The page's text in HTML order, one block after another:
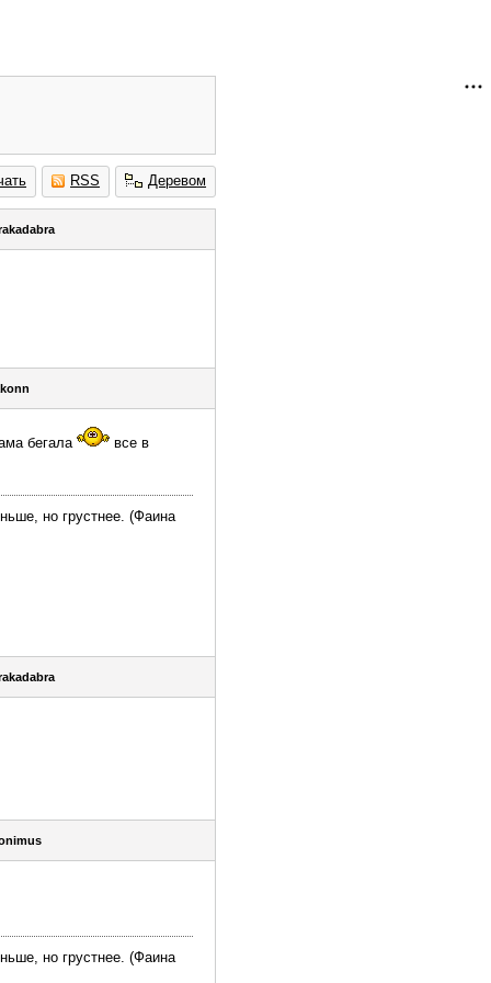
RSS Деревом
бегала
все в
но грустнее. (Фаина
но грустнее. (Фаина